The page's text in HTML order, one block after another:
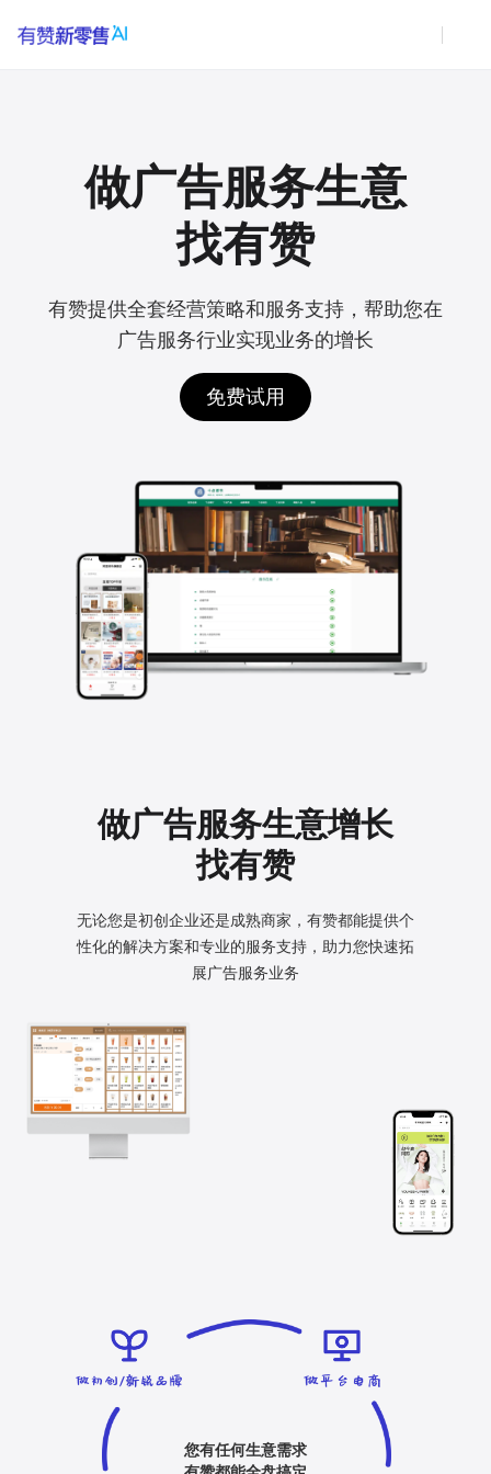
做广告服务生意
找有赞
有赞提供全套经营策略和服务支持，帮助您在
广告服务行业实现业务的增长
免费试用
做广告服务生意增长
找有赞
无论您是初创企业还是成熟商家，有赞都能提供个
性化的解决方案和专业的服务支持，助力您快速拓
展广告服务业务
您有任何生意需求